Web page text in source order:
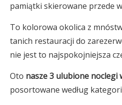
pamiątki skierowane przede
To kolorowa okolica z
tanich restauracji do
nie jest to najspokojniejsza
Oto nasze 3 ulubione noclegi
posortowane według